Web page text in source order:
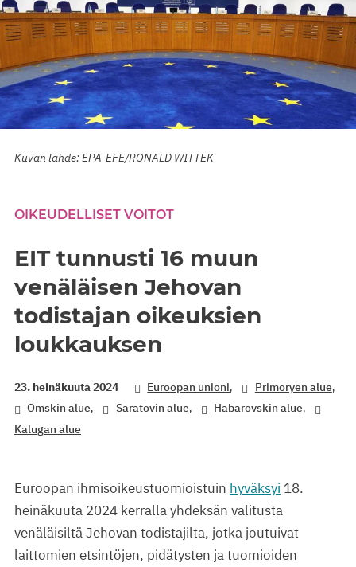
Kuvan lähde: EPA-EFE/RONALD WITTEK
OIKEUDELLISET VOITOT
EIT tunnusti 16 muun
venäläisen Jehovan
todistajan oikeuksien
loukkauksen
23. heinäkuuta 2024 Euroopan unioni, Primoryen alue,
Omskin alue, Saratovin alue, Habarovskin alue,
Kalugan alue
Euroopan ihmisoikeustuomioistuin hyväksyi 18.
heinäkuuta 2024 kerralla yhdeksän valitusta
venäläisiltä Jehovan todistajilta, jotka joutuivat
laittomien etsintöjen, pidätysten ja tuomioiden